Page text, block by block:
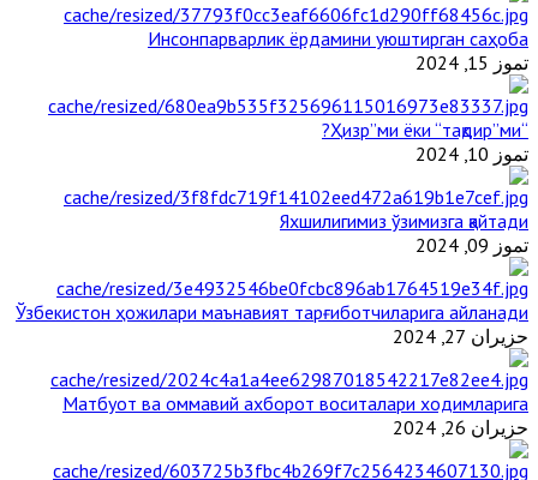
Инсонпарварлик ёрдамини уюштирган саҳоба
تموز 15, 2024
“Ҳизр”ми ёки “тақдир”ми?
تموز 10, 2024
Яхшилигимиз ўзимизга қайтади
تموز 09, 2024
Ўзбекистон ҳожилари маънавият тарғиботчиларига айланади
حزيران 27, 2024
Матбуот ва оммавий ахборот воситалари ходимларига
حزيران 26, 2024